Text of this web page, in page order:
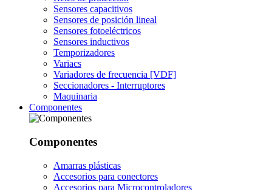
Sensores capacitivos
Sensores de posición lineal
Sensores fotoeléctricos
Sensores inductivos
Temporizadores
Variacs
Variadores de frecuencia [VDF]
Seccionadores - Interruptores
Maquinaria
Componentes
Componentes
Amarras plásticas
Accesorios para conectores
Accesorios para Microcontroladores